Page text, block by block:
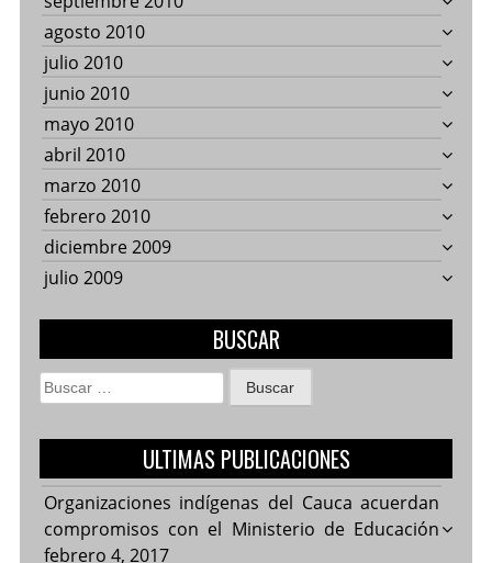
agosto 2010
julio 2010
junio 2010
mayo 2010
abril 2010
marzo 2010
febrero 2010
diciembre 2009
julio 2009
BUSCAR
Buscar:
ULTIMAS PUBLICACIONES
Organizaciones indígenas del Cauca acuerdan
compromisos con el Ministerio de Educación
febrero 4, 2017